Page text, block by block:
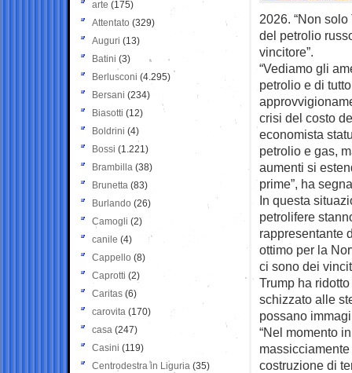
2026. “Non
del petrolio
vincitore”.
“Vediamo gli
petrolio e di
crisi del costo
economista
petrolio e gas,
aumenti si
prime”, ha
In questa
petrolifere
rappresentante
ottimo per la
ci sono dei
Trump ha
schizzato alle
possano
“Nel momento
costruzione di
arte (175)
Attentato (329)
Auguri (13)
Batini (3)
Berlusconi (4.295)
Bersani (234)
Biasotti (12)
Boldrini (4)
Bossi (1.221)
Brambilla (38)
Brunetta (83)
Burlando (26)
Camogli (2)
canile (4)
Cappello (8)
Caprotti (2)
Caritas (6)
carovita (170)
casa (247)
Casini (119)
Centrodestra in Liguria (35)